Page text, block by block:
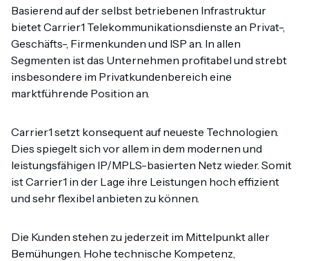
Basierend auf der selbst betriebenen Infrastruktur
bietet Carrier1 Telekommunikationsdienste an Privat-,
Geschäfts-, Firmenkunden und ISP an. In allen
Segmenten ist das Unternehmen profitabel und strebt
insbesondere im Privatkundenbereich eine
marktführende Position an.
Carrier1 setzt konsequent auf neueste Technologien.
Dies spiegelt sich vor allem in dem modernen und
leistungsfähigen IP/MPLS-basierten Netz wieder. Somit
ist Carrier1 in der Lage ihre Leistungen hoch effizient
und sehr flexibel anbieten zu können.
Die Kunden stehen zu jederzeit im Mittelpunkt aller
Bemühungen. Hohe technische Kompetenz,